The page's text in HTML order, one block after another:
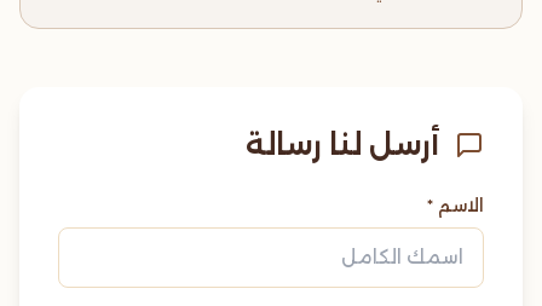
أرسل لنا رسالة
الاسم *